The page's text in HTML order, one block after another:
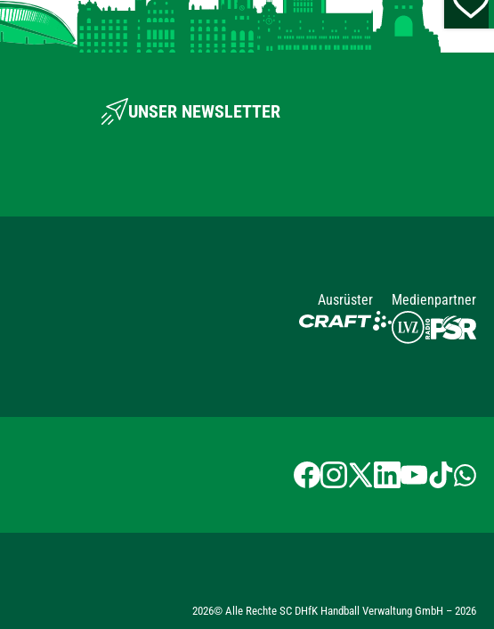
UNSER NEWSLETTER
Ausrüster
Medienpartner
2026© Alle Rechte SC DHfK Handball Verwaltung GmbH – 2026